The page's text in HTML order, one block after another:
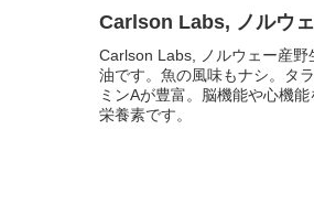
Carlson Labs, ノルウ
Carlson Labs, ノルウェー産
油です。魚の風味もナシ。タ
ミンAが豊富。脳機能や心機
栄養素です。